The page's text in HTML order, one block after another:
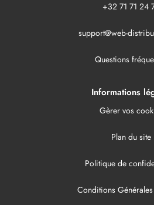
+32 71 71 24
support@web-
Questions
Informations
Gèrer vos
Plan du site
Politique de
Conditions